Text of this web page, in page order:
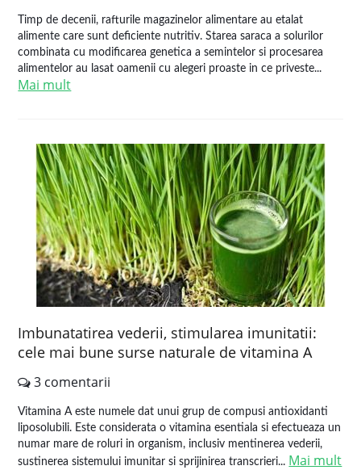
Timp de decenii, rafturile magazinelor alimentare au etalat
alimente care sunt deficiente nutritiv. Starea saraca a solurilor
combinata cu modificarea genetica a semintelor si procesarea
alimentelor au lasat oamenii cu alegeri proaste in ce priveste...
Mai mult
Imbunatatirea vederii, stimularea imunitatii:
cele mai bune surse naturale de vitamina A
3 comentarii
Vitamina A este numele dat unui grup de compusi antioxidanti
liposolubili. Este considerata o vitamina esentiala si efectueaza un
numar mare de roluri in organism, inclusiv mentinerea vederii,
sustinerea sistemului imunitar si sprijinirea transcrieri... Mai mult